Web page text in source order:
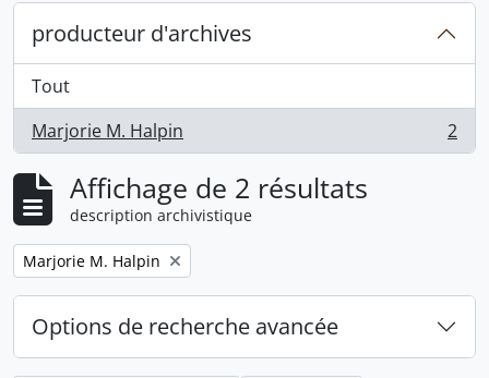
producteur d'archives
Tout
Marjorie M. Halpin
, 2 résultats 2
Affichage de 2 résultats
description archivistique
Remove filter:
Marjorie M. Halpin
Options de recherche avancée